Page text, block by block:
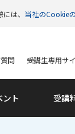
は、 当社のCookie
ント 受講
問 受講生専用サ